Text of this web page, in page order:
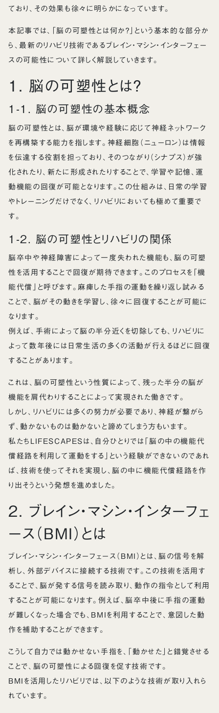
ており、その効果も徐々に明らかになっています。
本記事では、「脳の可塑性とは何か？」という基本的な部分か
ら、最新のリハビリ技術であるブレイン・マシン・インターフェー
スの可能性について詳しく解説していきます。
1. 脳の可塑性とは？
1-1. 脳の可塑性の基本概念
脳の可塑性とは、脳が環境や経験に応じて神経ネットワーク
を再構築する能力を指します。神経細胞（ニューロン）は情報
を伝達する役割を担っており、そのつながり（シナプス）が強
化されたり、新たに形成されたりすることで、学習や記憶、運
動機能の回復が可能となります。この仕組みは、日常の学習
やトレーニングだけでなく、リハビリにおいても極めて重要で
す。
1-2. 脳の可塑性とリハビリの関係
脳卒中や神経障害によって一度失われた機能も、脳の可塑
性を活用することで回復が期待できます。このプロセスを「機
能代償」と呼びます。麻痺した手指の運動を繰り返し試みる
ことで、脳がその動きを学習し、徐々に回復することが可能に
なります。
例えば、手術によって脳の半分近くを切除しても、リハビリに
よって数年後には日常生活の多くの活動が行えるほどに回復
することがあります。
これは、脳の可塑性という性質によって、残った半分の脳が
機能を肩代わりすることによって実現された働きです。
しかし、リハビリには多くの努力が必要であり、神経が繋がら
ず、動かないものは動かないと諦めてしまう方もいます。
私たちLIFESCAPESは、自分ひとりでは「脳の中の機能代
償経路を利用して運動をする」という経験ができないのであれ
ば、技術を使ってそれを実現し、脳の中に機能代償経路を作
り出そうという発想を進めました。
2. ブレイン・マシン・インターフェ
ース（BMI）とは
ブレイン・マシン・インターフェース（BMI）とは、脳の信号を解
析し、外部デバイスに接続する技術です。この技術を活用す
ることで、脳が発する信号を読み取り、動作の指令として利用
することが可能になります。例えば、脳卒中後に手指の運動
が難しくなった場合でも、BMIを利用することで、意図した動
作を補助することができます。
こうして自力では動かせない手指を、「動かせた」と錯覚させる
ことで、脳の可塑性による回復を促す技術です。
BMIを活用したリハビリでは、以下のような技術が取り入れら
れています。